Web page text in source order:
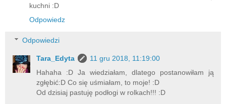
kuchni :D
Odpowiedz
Odpowiedzi
Tara_Edyta
11 gru 2018, 11:19:00
Hahaha :D Ja wiedziałam, dlatego postanowiłam ją
zgłębić:D Co się uśmiałam, to moje! :D
Od dzisiaj pastuję podłogi w rolkach!!! :D